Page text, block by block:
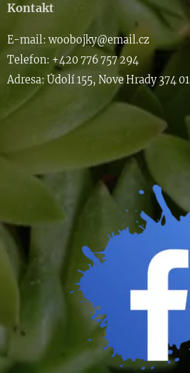
Kontakt
E-mail: woobojky@email.cz
Telefon: +420 776 757 294
Adresa: Údolí 155, Nove Hrady 374 01